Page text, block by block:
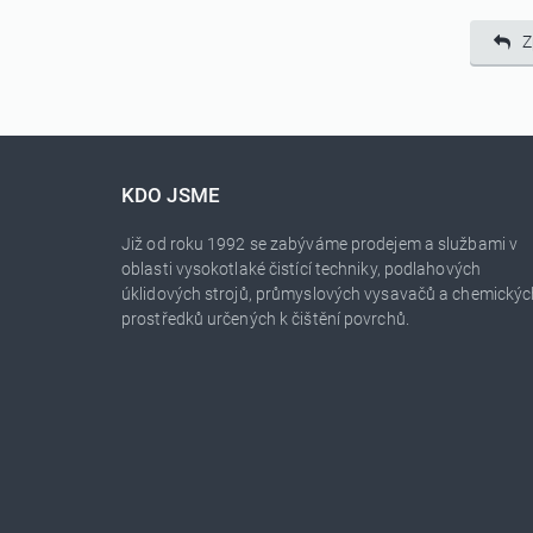
KDO JSME
Již od roku 1992 se zabýváme prodejem a službami v
oblasti vysokotlaké čistící techniky, podlahových
úklidových strojů, průmyslových vysavačů a
prostředků určených k čištění povrchů.